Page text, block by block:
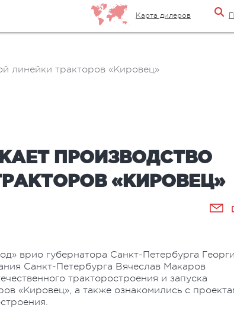
Карта дилеров
линейки тракторов «Кировец»
ПРОИЗВОДСТВО
«КИРОВЕЦ»
врио губернатора Санкт-Петербурга
Санкт-Петербурга Вячеслав Макаров
тракторостроения и запуска
«Кировец», а также ознакомились с